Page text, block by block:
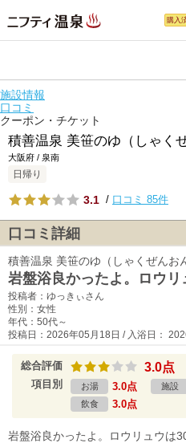
購入
施設情報
口コミ
クーポン・チケット
積善温泉 美笹のゆ（しゃく
大阪府 / 泉南
日帰り
3.1 / 口コミ 85件
口コミ詳細
積善温泉 美笹のゆ（しゃくぜんお
岩盤浴良かったよ。ロウ
投稿者：ゆっきぃさん
性別：女性
年代：50代～
投稿日：2026年05月18日 / 入浴日：
総合評価 3.0点
項目別 お湯 3.0点 施設
飲食 3.0点
岩盤浴良かったよ。ロウリュウは